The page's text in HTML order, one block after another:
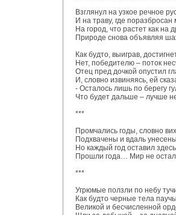
Взглянул на узкое речное
И на траву, где поразбросан
На город, что растет как на
Природе снова объявляя
Как будто, выиграв,
Нет, победителю – поток
Отец пред дочкой опустил
И, словно извиняясь, ей
- Осталось лишь по берегу
Что будет дальше – лучше
***
Промчались годы, словно
Подхвачены и вдаль
Но каждый год оставил
Прошли года… Мир не
***
Угрюмые ползли по небу
Как будто черные тела
Великой и бесчисленной